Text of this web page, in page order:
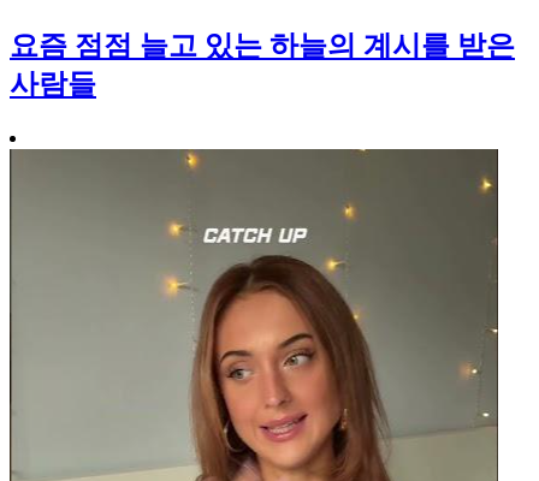
요즘 점점 늘고 있는 하늘의 계시를 받은
사람들